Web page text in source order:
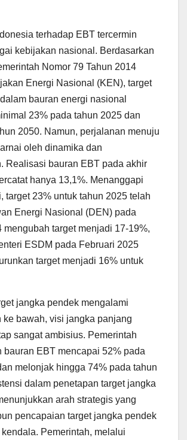
terhadap EBT tercermin
kebijakan nasional. Berdasarkan
Nomor 79 Tahun 2014
Energi Nasional (KEN), target
bauran energi nasional
23% pada tahun 2025 dan
2050. Namun, perjalanan menuju
oleh dinamika dan
Realisasi bauran EBT pada akhir
hanya 13,1%. Menanggapi
target 23% untuk tahun 2025 telah
Energi Nasional (DEN) pada
mengubah target menjadi 17-19%,
ESDM pada Februari 2025
target menjadi 16% untuk
jangka pendek mengalami
ke bawah, visi jangka panjang
sangat ambisius. Pemerintah
bauran EBT mencapai 52% pada
melonjak hingga 74% pada tahun
dalam penetapan target jangka
arah strategis yang
pencapaian target jangka pendek
Pemerintah, melalui